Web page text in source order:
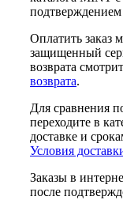
подтверждением
Оплатить заказ
защищенный
возврата
возврата.
Для сравнения
переходите в
доставке и
Условия
Заказы в
после